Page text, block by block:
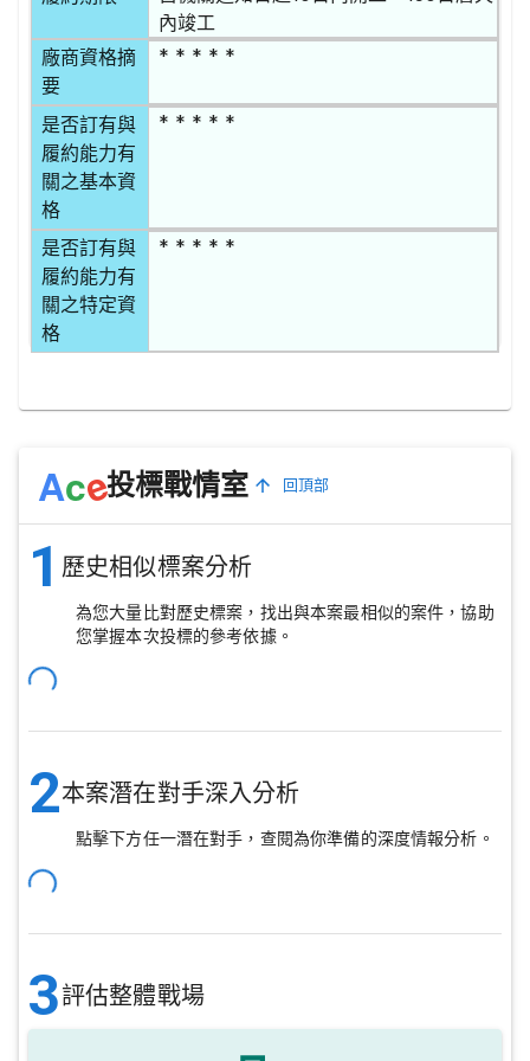
內竣工
廠商資格摘
要
* * * * *
是否訂有與
履約能力有
關之基本資
格
* * * * *
是否訂有與
履約能力有
關之特定資
格
* * * * *
Ace投標戰情室 回頂部
1 歷史相似標案分析
為您大量比對歷史標案，找出與本案最相似的案件，協助
您掌握本次投標的參考依據。
2本案潛在對手深入分析
點擊下方任一潛在對手，查閱為你準備的深度情報分析。
3評估整體戰場